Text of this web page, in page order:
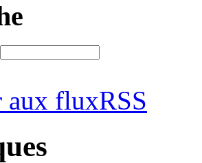
aux fluxRSS